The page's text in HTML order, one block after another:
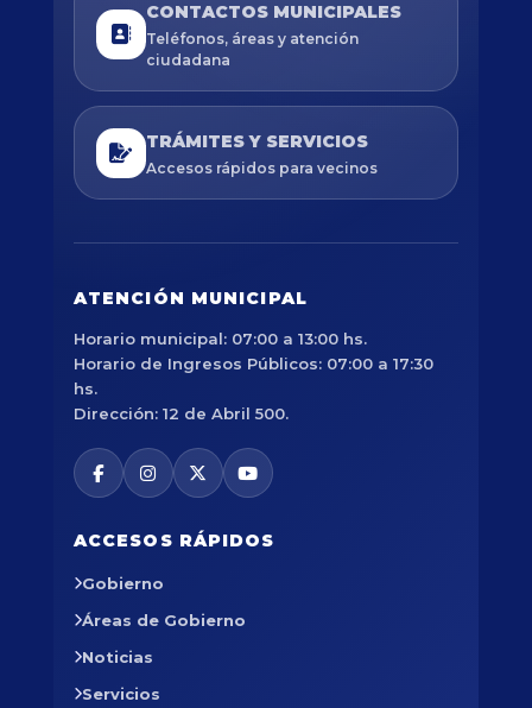
CONTACTOS MUNICIPALES
Teléfonos, áreas y atención
ciudadana
TRÁMITES Y SERVICIOS
Accesos rápidos para vecinos
ATENCIÓN MUNICIPAL
Horario municipal: 07:00 a 13:00 hs.
Horario de Ingresos Públicos: 07:00 a 17:30
hs.
Dirección: 12 de Abril 500.
ACCESOS RÁPIDOS
Gobierno
Áreas de Gobierno
Noticias
Servicios